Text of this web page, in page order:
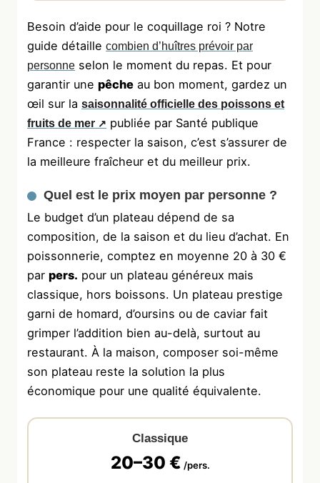
Besoin d’aide pour le coquillage roi ? Notre
guide détaille combien d’huîtres prévoir par
personne selon le moment du repas. Et pour
garantir une pêche au bon moment, gardez un
œil sur la saisonnalité officielle des poissons et
fruits de mer
publiée par Santé publique
France : respecter la saison, c’est s’assurer de
la meilleure fraîcheur et du meilleur prix.
Quel est le prix moyen par personne ?
Le budget d’un plateau dépend de sa
composition, de la saison et du lieu d’achat. En
poissonnerie, comptez en moyenne 20 à 30 €
par pers. pour un plateau généreux mais
classique, hors boissons. Un plateau prestige
garni de homard, d’oursins ou de caviar fait
grimper l’addition bien au-delà, surtout au
restaurant. À la maison, composer soi-même
son plateau reste la solution la plus
économique pour une qualité équivalente.
Classique
20–30 € /pers.